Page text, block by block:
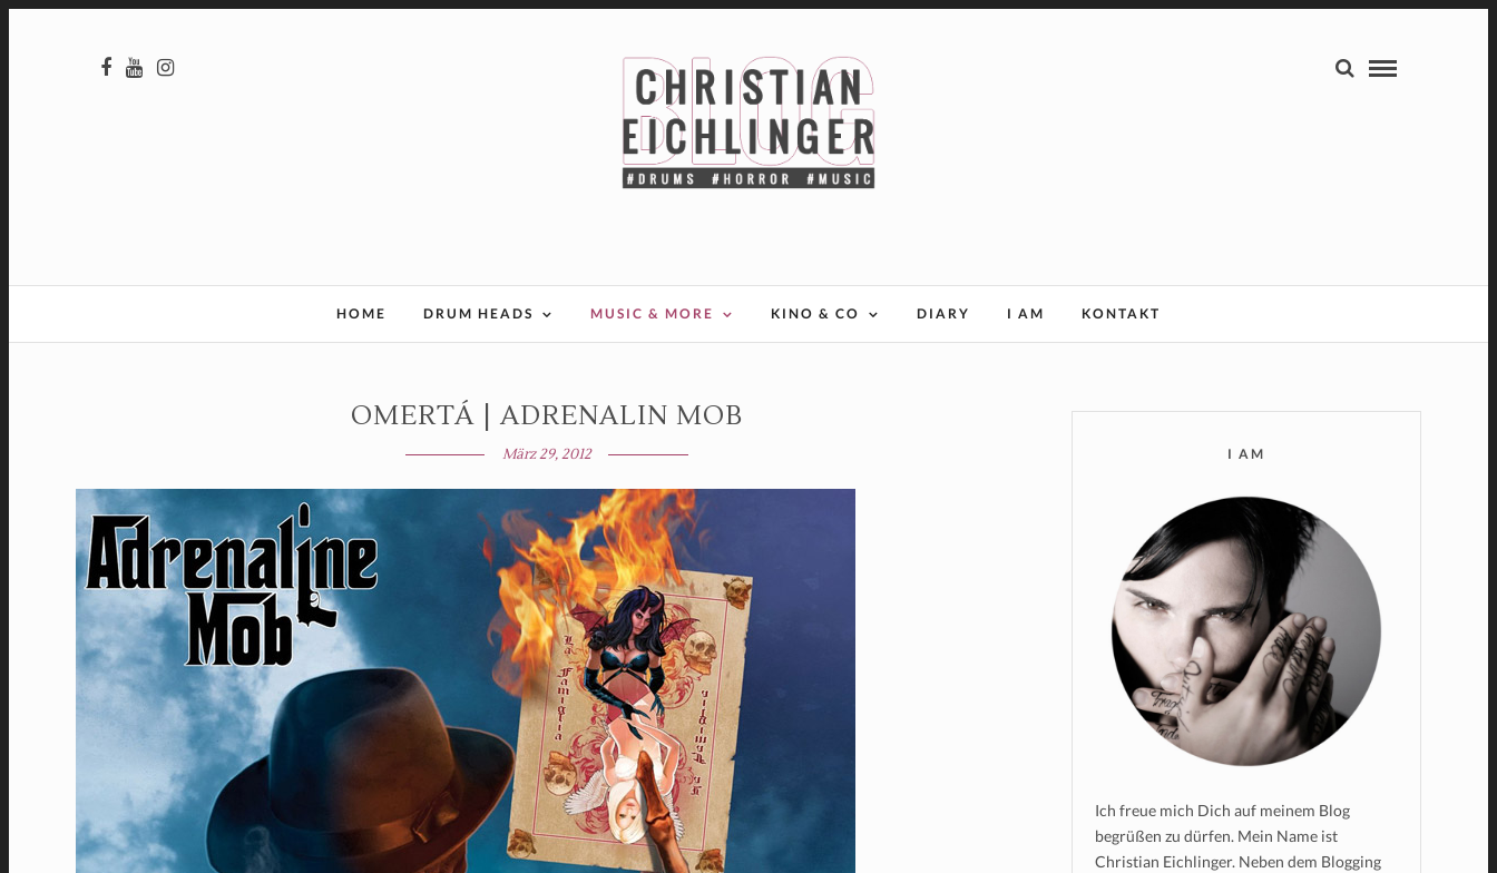
HOME DRUM HEADS MUSIC & MORE KINO & CO DIARY I AM KONTAKT
OMERTÁ | ADRENALIN MOB
März 29, 2012 I AM
Ich freue mich Dich auf meinem Blog
begrüßen zu dürfen. Mein Name ist
Christian Eichlinger. Neben dem Blogging